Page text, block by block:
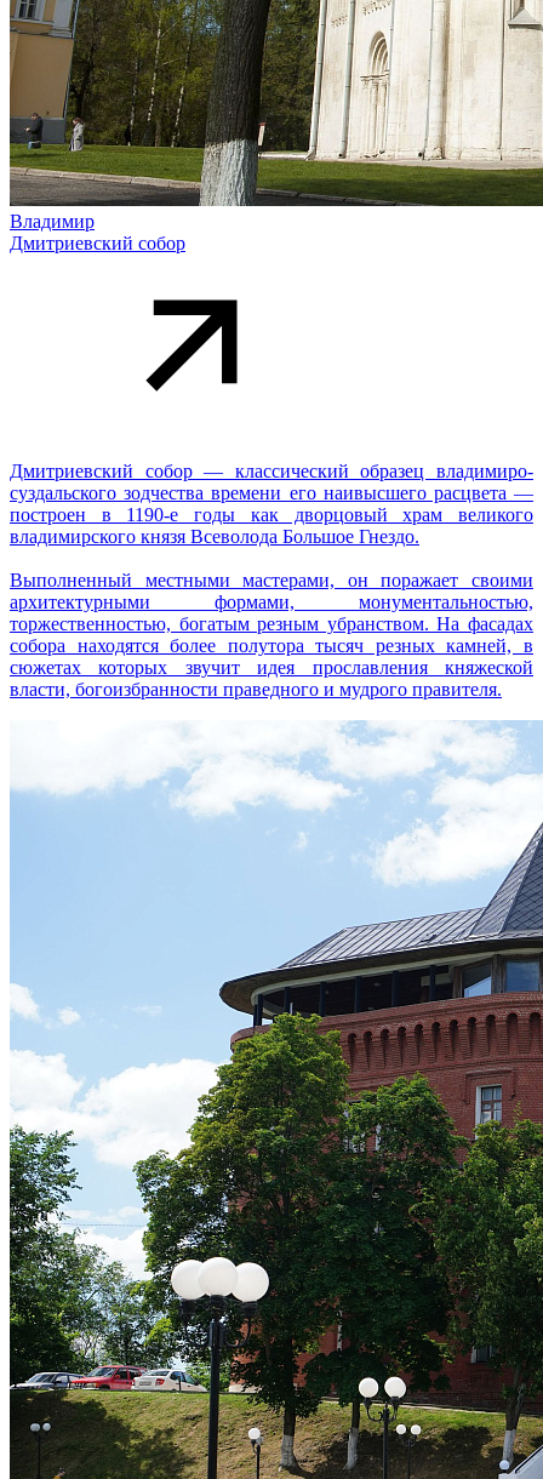
Владимир
Дмитриевский собор
Дмитриевский собор — классический образец владимиро-
суздальского зодчества времени его наивысшего расцвета —
построен в 1190-е годы как дворцовый храм великого
владимирского князя Всеволода Большое Гнездо.
Выполненный местными мастерами, он поражает своими
архитектурными формами, монументальностью,
торжественностью, богатым резным убранством. На фасадах
собора находятся более полутора тысяч резных камней, в
сюжетах которых звучит идея прославления княжеской
власти, богоизбранности праведного и мудрого правителя.